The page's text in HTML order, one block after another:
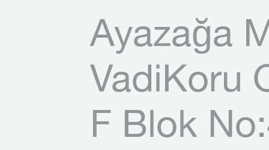
Ayazağa
VadiKoru
F Blok